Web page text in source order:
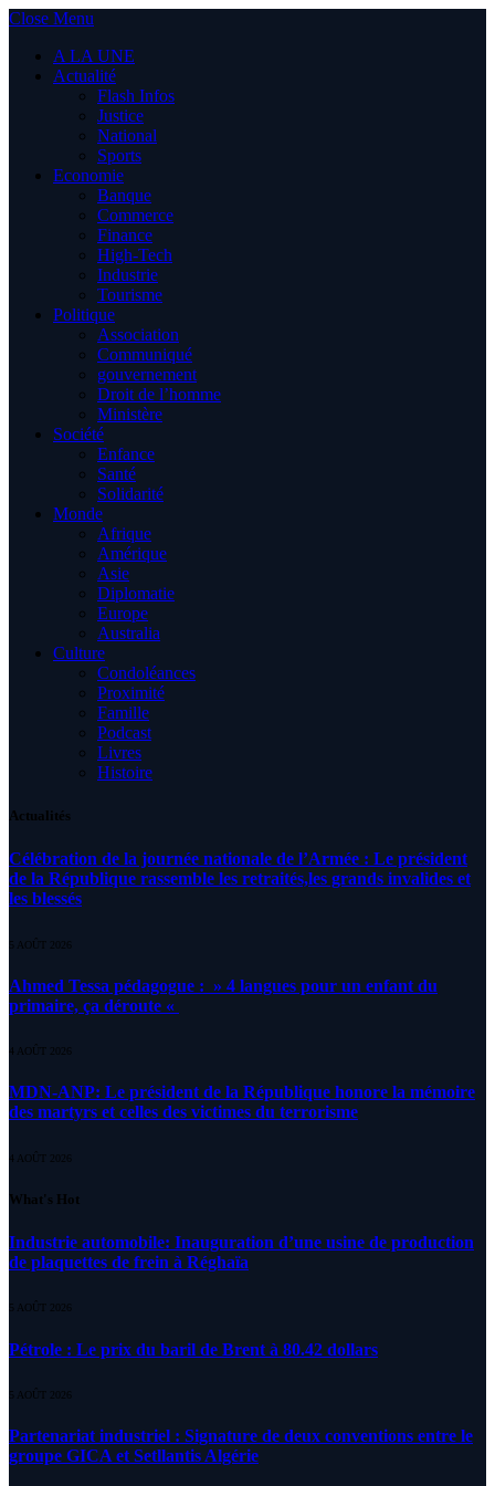
Close Menu
A LA UNE
Actualité
Flash Infos
Justice
National
Sports
Economie
Banque
Commerce
Finance
High-Tech
Industrie
Tourisme
Politique
Association
Communiqué
gouvernement
Droit de l’homme
Ministère
Société
Enfance
Santé
Solidarité
Monde
Afrique
Amérique
Asie
Diplomatie
Europe
Australia
Culture
Condoléances
Proximité
Famille
Podcast
Livres
Histoire
Actualités
Célébration de la journée nationale de l’Armée : Le président
de la République rassemble les retraités,les grands invalides et
les blessés
5 AOÛT 2026
Ahmed Tessa pédagogue : » 4 langues pour un enfant du
primaire, ça déroute «
4 AOÛT 2026
MDN-ANP: Le président de la République honore la mémoire
des martyrs et celles des victimes du terrorisme
4 AOÛT 2026
What's Hot
Industrie automobile: Inauguration d’une usine de production
de plaquettes de frein à Réghaïa
5 AOÛT 2026
Pétrole : Le prix du baril de Brent à 80.42 dollars
5 AOÛT 2026
Partenariat industriel : Signature de deux conventions entre le
groupe GICA et Setllantis Algérie